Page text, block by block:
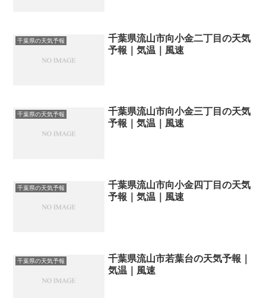
千葉県の天気予報
千葉県流山市向小金二丁目の天気
予報｜気温｜風速
千葉県の天気予報
千葉県流山市向小金三丁目の天気
予報｜気温｜風速
千葉県の天気予報
千葉県流山市向小金四丁目の天気
予報｜気温｜風速
千葉県の天気予報
千葉県流山市若葉台の天気予報｜
気温｜風速